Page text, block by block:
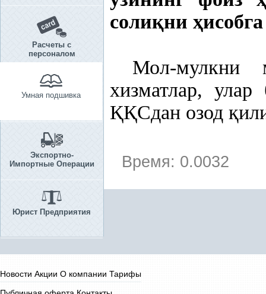
Расчеты с
персоналом
Умная подшивка
Экспортно-
Импортные Операции
Юрист Предприятия
солиқни ҳ
Мол-мулкни
хизматлар,
ҚҚСдан озод қ
Время: 0.0032
Новости Акции О компании Тарифы